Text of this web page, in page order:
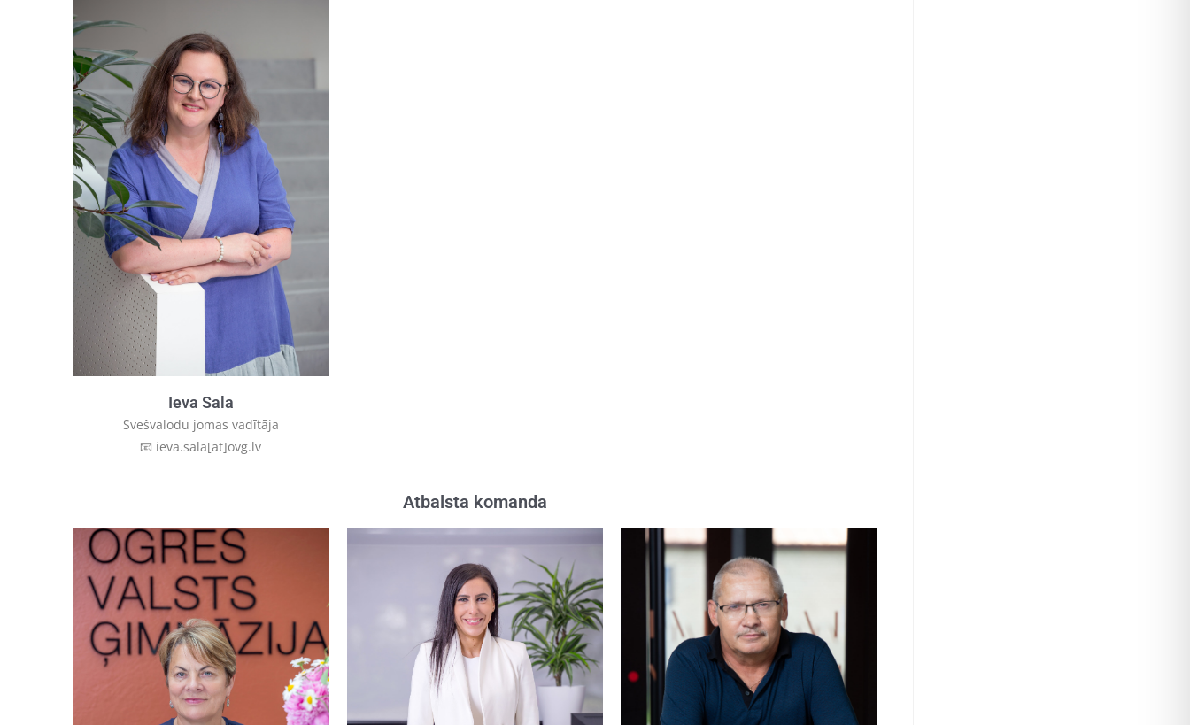
Ieva Sala
Svešvalodu jomas vadītāja
📧 ieva.sala[at]ovg.lv
Atbalsta komanda